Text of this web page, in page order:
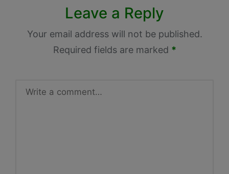
Leave a Reply
Your email address will not be published.
Required fields are marked *